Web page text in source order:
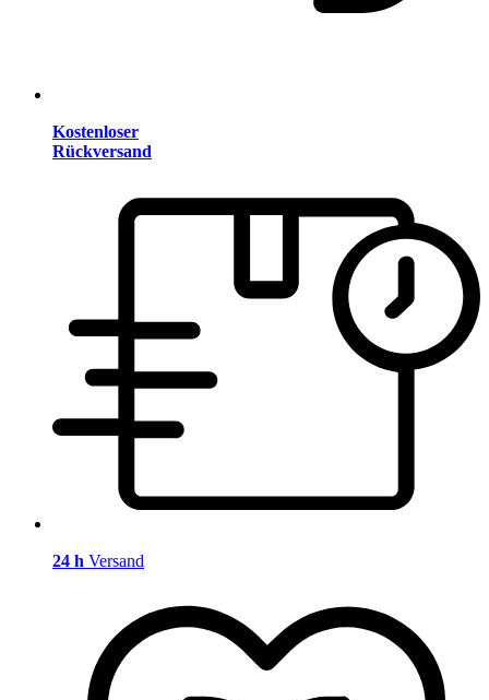
Kostenloser
Rückversand
24 h Versand